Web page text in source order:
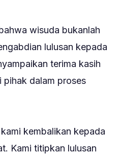
wisuda bukanlah
lulusan kepada
terima kasih
pihak dalam proses
kembalikan kepada
Kami titipkan lulusan